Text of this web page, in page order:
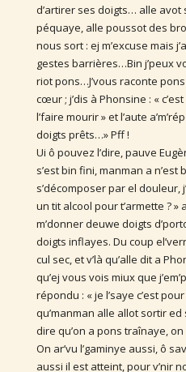
d’artirer ses doigts… alle avot
péquaye, alle poussot des
nous sort : ej m’excuse mais
gestes barrières…Bin j’peux
riot pons…J’vous raconte
cœur ; j’dis à Phonsine : «
l’faire mourir » et l’aute
doigts prêts…» Pff !
Ui ô pouvez l’dire, pauve
s’est bin fini, manman a n’est
s’décomposer par el douleur,
un tit alcool pour t’armette ? »
m’donner deuwe doigts
doigts inflayes. Du coup
cul sec, et v’là qu’alle dit a
qu’ej vous vois miux que
répondu : « je l’saye c’est pour
qu’manman alle allot sortir
dire qu’on a pons traînaye,
On ar’vu l’gaminye aussi, ô
aussi il est atteint, pour v’nir